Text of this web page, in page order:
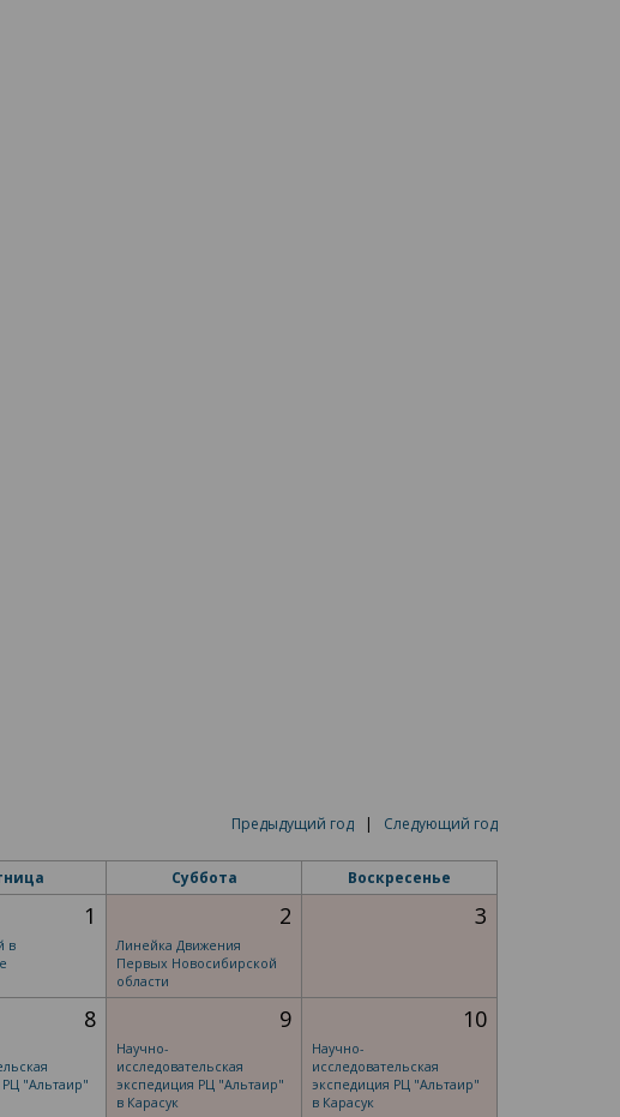
Предыдущий год | Следующий год
Суббота Воскресенье
1
в
2
Линейка Движения
Первых Новосибирской
области
3
8
"Альтаир"
9
Научно-
исследовательская
экспедиция РЦ "Альтаир"
в Карасук
10
Научно-
исследовательская
экспедиция РЦ "Альтаир"
в Карасук